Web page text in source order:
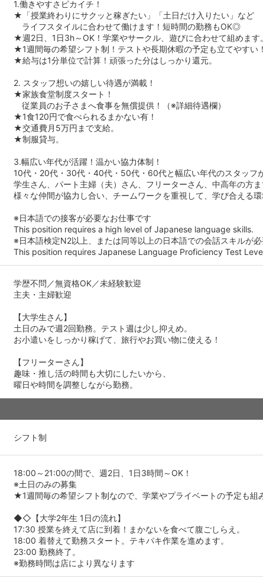
1.働きやすさピカイチ！
★「授業終わりにサクッと稼ぎたい」「土日だけ入りたい」など
ライフスタイルに合わせて働けます！短時間の勤務もOK◎
★週2日、1日3h～OK！学業やサークル、遊びに合わせて組めます。
★1週間毎の希望シフト制！テストや長期休暇の予定も立てやすい！
★給与は1分単位で計算！頑張った分はしっかり還元。
2. スタッフ想いの嬉しい待遇が満載！
★家族食堂制度スタート！
従業員のお子さまへ食事を無償提供！（※詳細待遇欄）
★1食120円で食べられるまかない有！
★交通費月5万円まで支給。
★制服貸与。
3.幅広い年代が活躍！温かい協力体制！
10代・20代・30代・40代・50代・60代と幅広い年代のスタッフ
学生さん、パート主婦（夫）さん、フリーターさん、中高年の方ま
様々な仲間が協力し合い、チームワークを重視して、学び合える環
※日本語での接客が必要なお仕事です
This position requires a high level of Japanese language skills.
※日本語検定N2以上、または同等以上の日本語での会話スキルが
This position requires Japanese Language Proficiency Test
学歴不問／無資格OK／未経験歓迎
主夫・主婦歓迎
【大学生さん】
土日のみで週2回勤務。テスト週は少し抑えめ。
お小遣いをしっかり稼げて、旅行やお買い物に使える！
【フリーターさん】
趣味・推し活の時間も大切にしたいから、
曜日や時間を調整しながら勤務。
シフト制
18:00～21:00の間で、週2日、1日3時間～OK！
※土日のみの募集
★1週間毎の希望シフト制なので、学業やプライベートの予定も組
◆◇【大学2年生 1日の流れ】
17:30 授業を終えて店に到着！まかないを食べて腹ごしらえ。
18:00 着替えて勤務スタート。テキパキ作業を進めます。
23:00 勤務終了。
※勤務時間は店により異なります